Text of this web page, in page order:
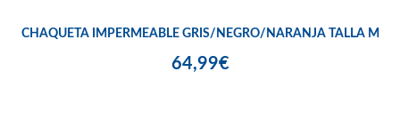
CHAQUETA IMPERMEABLE GRIS/NEGRO/NARANJA TALLA M
64,99€